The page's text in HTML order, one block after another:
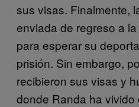
sus visas. Finalmente,
enviada de regreso a
para esperar su
prisión. Sin embargo,
recibieron sus visas y
donde Randa ha